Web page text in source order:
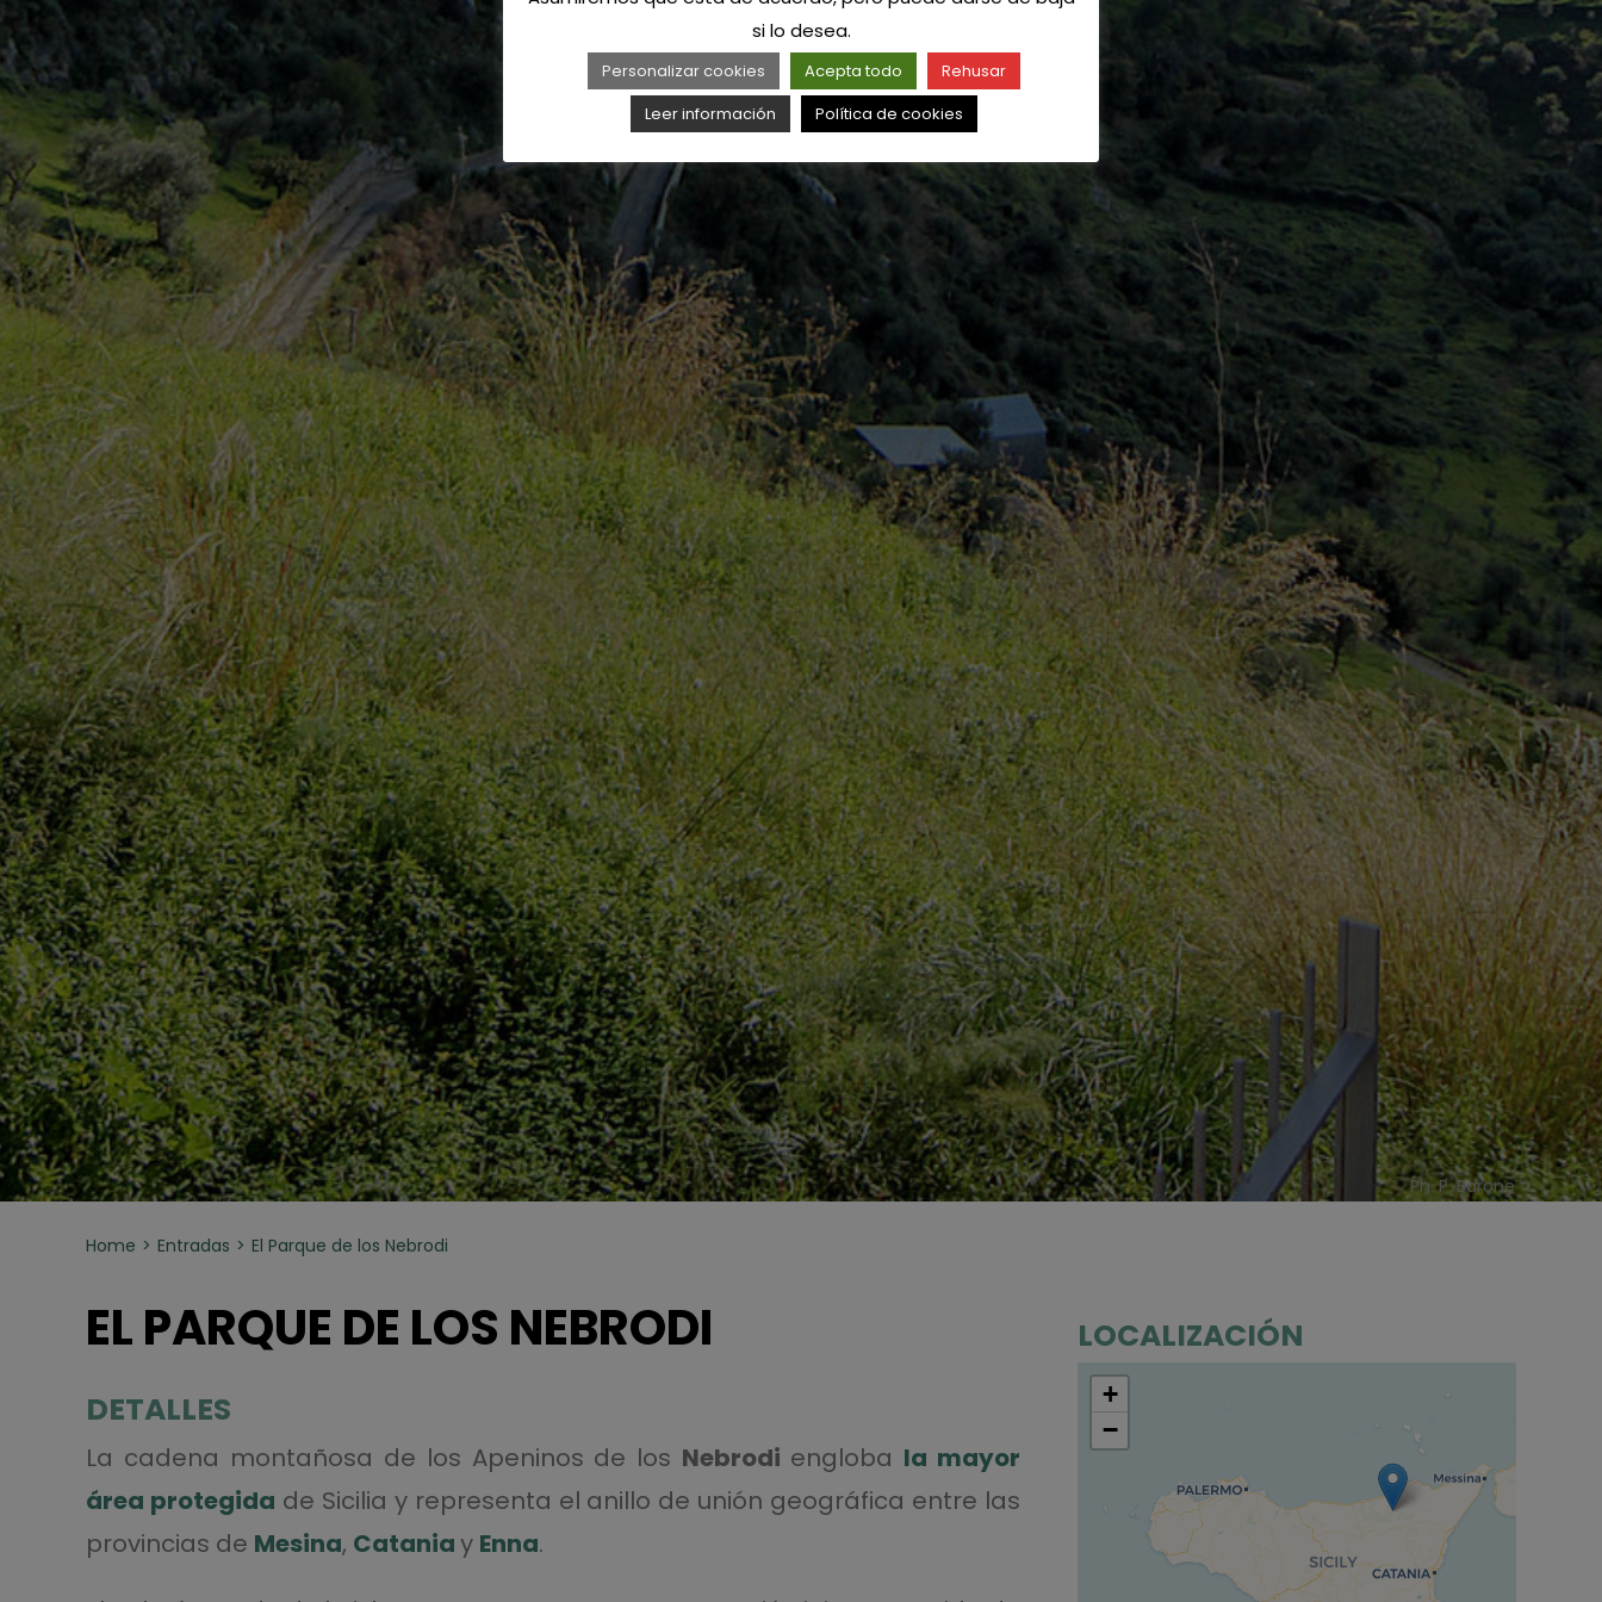
Ph. P. Barone
Home Entradas El Parque de los Nebrodi
EL PARQUE DE LOS NEBRODI
DETALLES
La cadena montañosa de los Apeninos de los Nebrodi engloba la mayor
área protegida de Sicilia y representa el anillo de unión geográfica entre las
provincias de Mesina, Cataniay Enna.
LOCALIZACIÓN
+
−
si lo desea.
Personalizar cookies Acepta todo
Rehusar
Leer información
Política de cookies